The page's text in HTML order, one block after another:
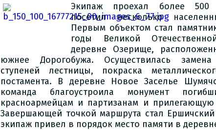
Экипаж проехал более 500
посетил несколько
Первым объектом стал
годы Великой
деревне Озерище,
южнее Дорогобужа. Осуществилась замена
ступеней лестницы, покраска
постамента. В деревне Новое Заселье
команда благоустроила монумент
красноармейцам и партизанам и
Завершающей точкой маршрута стал Ершичский
экипаж привел в порядок место памяти в